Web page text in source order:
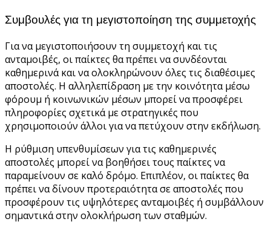
Συμβουλές για τη μεγιστοποίηση της συμμετοχής
Για να μεγιστοποιήσουν τη συμμετοχή και τις
ανταμοιβές, οι παίκτες θα πρέπει να συνδέονται
καθημερινά και να ολοκληρώνουν όλες τις διαθέσιμες
αποστολές. Η αλληλεπίδραση με την κοινότητα μέσω
φόρουμ ή κοινωνικών μέσων μπορεί να προσφέρει
πληροφορίες σχετικά με στρατηγικές που
χρησιμοποιούν άλλοι για να πετύχουν στην εκδήλωση.
Η ρύθμιση υπενθυμίσεων για τις καθημερινές
αποστολές μπορεί να βοηθήσει τους παίκτες να
παραμείνουν σε καλό δρόμο. Επιπλέον, οι παίκτες θα
πρέπει να δίνουν προτεραιότητα σε αποστολές που
προσφέρουν τις υψηλότερες ανταμοιβές ή συμβάλλουν
σημαντικά στην ολοκλήρωση των σταθμών.